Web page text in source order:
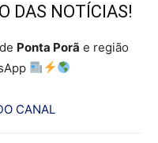
DAS NOTÍCIAS!
Ponta Porã e região
CANAL